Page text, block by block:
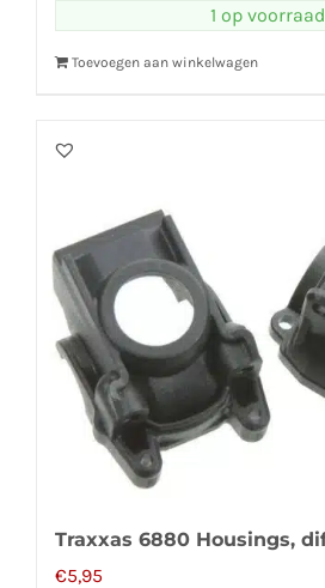
1 op voorraad
Toevoegen aan winkelwagen
Traxxas 6880 Housings,
€5,95